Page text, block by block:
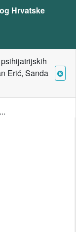
Hrvatske
Erić, Sanda